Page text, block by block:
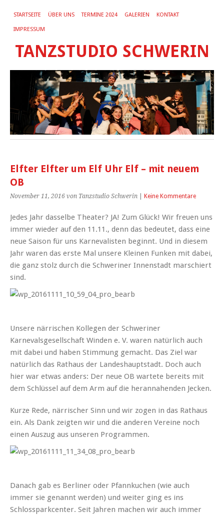
STARTSEITE ÜBER UNS TERMINE 2024 GALERIEN KONTAKT
IMPRESSUM
TANZSTUDIO SCHWERIN
Elfter Elfter um Elf Uhr Elf – mit neuem
OB
November 11, 2016 von Tanzstudio Schwerin Keine Kommentare
Jedes Jahr dasselbe Theater? JA! Zum Glück! Wir freuen uns
immer wieder auf den 11.11., denn das bedeutet, dass eine
neue Saison für uns Karnevalisten beginnt. Und in diesem
Jahr waren das erste Mal unsere Kleinen Funken mit dabei,
die ganz stolz durch die Schweriner Innenstadt marschiert
sind.
Unsere närrischen Kollegen der Schweriner
Karnevalsgesellschaft Winden e. V. waren natürlich auch
mit dabei und haben Stimmung gemacht. Das Ziel war
natürlich das Rathaus der Landeshauptstadt. Doch auch
hier war etwas anders: Der neue OB wartete bereits mit
dem Schlüssel auf dem Arm auf die herannahenden Jecken.
Kurze Rede, närrischer Sinn und wir zogen in das Rathaus
ein. Als Dank zeigten wir und die anderen Vereine noch
einen Auszug aus unseren Programmen.
Danach gab es Berliner oder Pfannkuchen (wie auch
immer sie genannt werden) und weiter ging es ins
Schlossparkcenter. Seit Jahren machen wir auch immer